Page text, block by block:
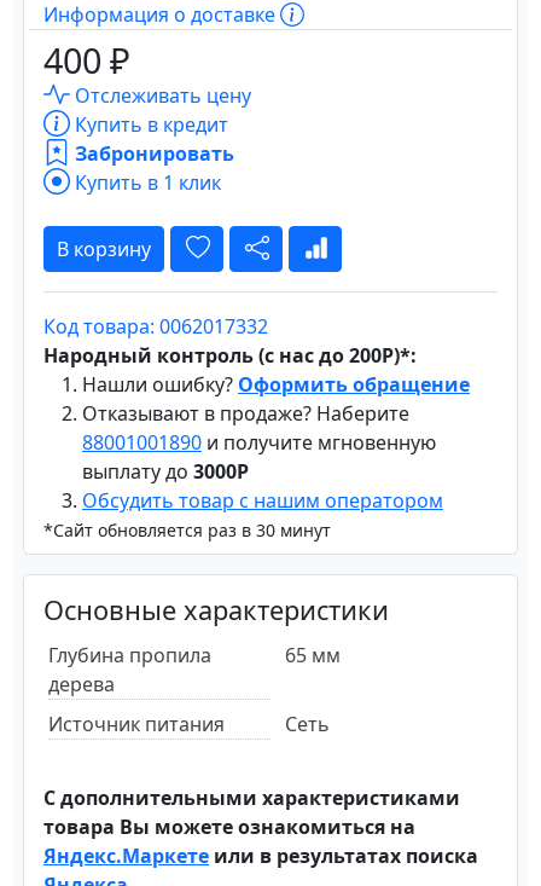
Информация о доставке
400 ₽
Отслеживать цену
Купить в кредит
Забронировать
Купить в 1 клик
В корзину
Код товара: 0062017332
Народный контроль (с нас до 200Р)*:
Нашли ошибку? Оформить обращение
Отказывают в продаже? Наберите
88001001890 и получите мгновенную
выплату до 3000Р
Обсудить товар с нашим оператором
*Сайт обновляется раз в 30 минут
Основные характеристики
Глубина пропила
дерева
65 мм
Источник питания Сеть
С дополнительными характеристиками
товара Вы можете ознакомиться на
Яндекс.Маркете или в результатах поиска